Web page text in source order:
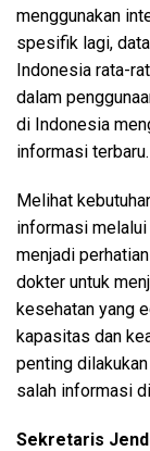
menggunakan
spesifik lagi,
Indonesia rata-
dalam
di Indonesia
informasi terbaru.
Melihat
informasi
menjadi
dokter untuk
kesehatan yang
kapasitas dan
penting
salah informasi
Sekretaris